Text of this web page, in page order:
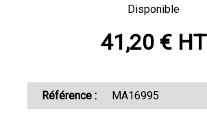
Disponible
41,20 € HT
Référence : MA16995